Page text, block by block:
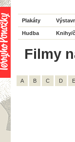
Plakáty
Hudba Knihy/
Filmy
A B C D E